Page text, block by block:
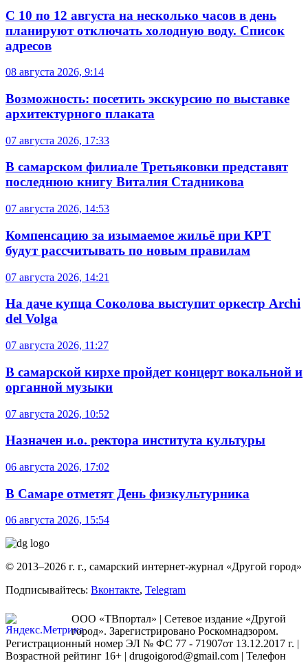
С 10 по 12 августа на несколько часов в день
планируют отключать холодную воду. Список
адресов
08 августа 2026, 9:14
Возможность: посетить экскурсию по выставке
архитектурного плаката
07 августа 2026, 17:33
В самарском филиале Третьяковки представят
последнюю книгу Виталия Стадникова
07 августа 2026, 14:53
Компенсацию за изымаемое жильё при КРТ
будут рассчитывать по новым правилам
07 августа 2026, 14:21
На даче купца Соколова выступит оркестр Archi
del Volga
07 августа 2026, 11:27
В самарской кирхе пройдет концерт вокальной и
органной музыки
07 августа 2026, 10:52
Назначен и.о. ректора института культуры
06 августа 2026, 17:02
В Самаре отметят День физкультурника
06 августа 2026, 15:54
© 2013–2026 г. г., самарский интернет-журнал «Другой город»
Подписывайтесь: Вконтакте, Telegram
ООО «ТВпортал» | Сетевое издание «Другой
город». Зарегистрировано Роскомнадзором.
Регистрационный номер ЭЛ № ФС 77 - 71907от 13.12.2017 г. |
Возрастной рейтинг 16+ | drugoigorod@gmail.com | Телефон